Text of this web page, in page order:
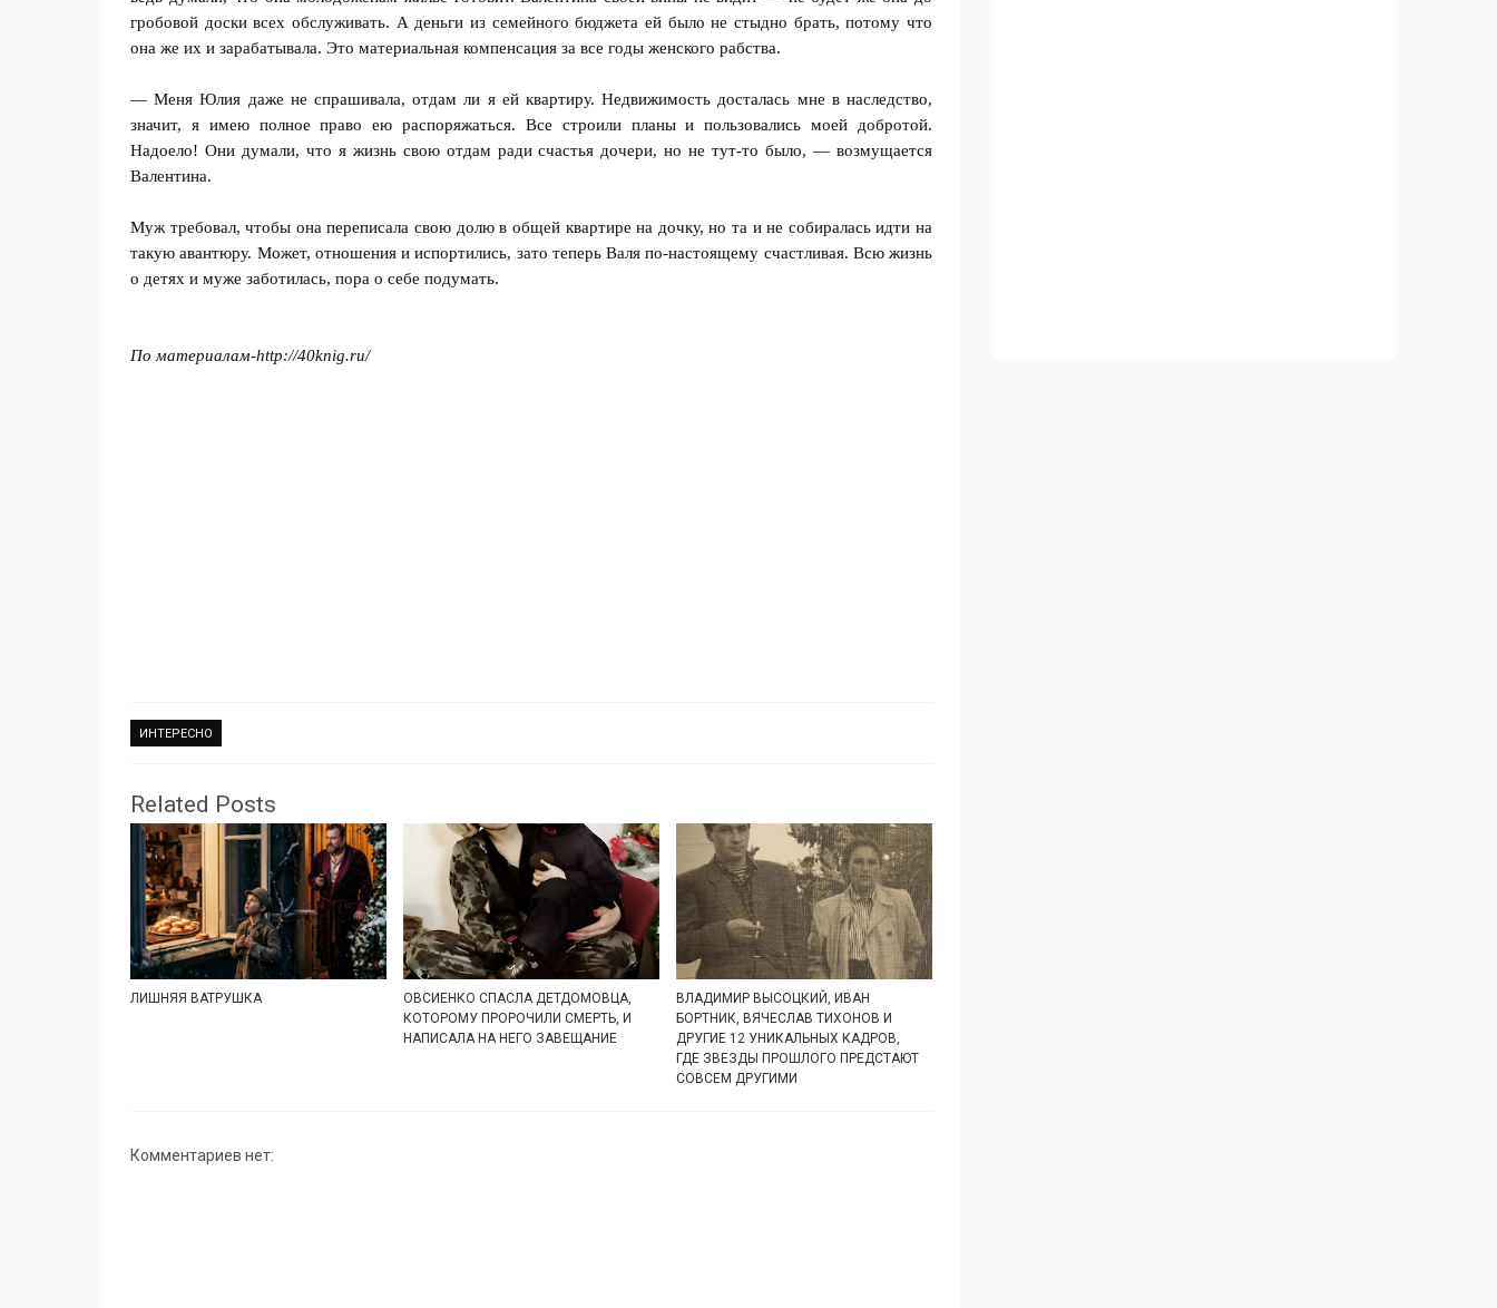
гробовой доски всех обслуживать. А деньги из семейного бюджета ей было не стыдно брать, потому что
она же их и зарабатывала. Это материальная компенсация за все годы женского рабства.
— Меня Юлия даже не спрашивала, отдам ли я ей квартиру. Недвижимость досталась мне в наследство,
значит, я имею полное право ею распоряжаться. Все строили планы и пользовались моей добротой.
Надоело! Они думали, что я жизнь свою отдам ради счастья дочери, но не тут-то было, — возмущается
Валентина.
Муж требовал, чтобы она переписала свою долю в общей квартире на дочку, но та и не собиралась идти на
такую авантюру. Может, отношения и испортились, зато теперь Валя по-настоящему счастливая. Всю жизнь
о детях и муже заботилась, пора о себе подумать.
По материалам-http://40knig.ru/
ИНТЕРЕСНО
Related Posts
ЛИШНЯЯ ВАТРУШКА
ОВСИЕНКО СПАСЛА ДЕТДОМОВЦА,
КОТОРОМУ ПРОРОЧИЛИ СМЕРТЬ, И
НАПИСАЛА НА НЕГО ЗАВЕЩАНИЕ
ВЛАДИМИР ВЫСОЦКИЙ, ИВАН
БОРТНИК, ВЯЧЕСЛАВ ТИХОНОВ И
ДРУГИЕ 12 УНИКАЛЬНЫХ КАДРОВ,
ГДЕ ЗВЕЗДЫ ПРОШЛОГО ПРЕДСТАЮТ
СОВСЕМ ДРУГИМИ
Комментариев нет: